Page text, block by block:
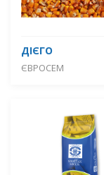
ДІЄГО
ЄВРОСЕМ